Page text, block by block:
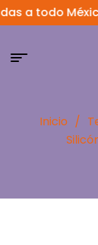
todo México •
Inicio /